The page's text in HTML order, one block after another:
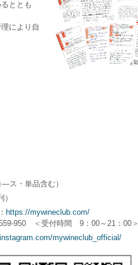
ととも
により自
―ス・単品含む）
https://mywineclub.com/
950 ＜受付時間 9：00～21：00＞
mywineclub_official/